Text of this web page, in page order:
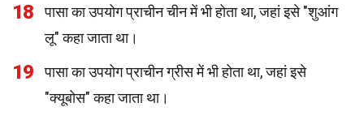
18
पासा का उपयोग प्राचीन चीन में भी होता था, जहां इसे "शुआंग
लू" कहा जाता था।
19
पासा का उपयोग प्राचीन ग्रीस में भी होता था, जहां इसे
"क्यूबोस" कहा जाता था।